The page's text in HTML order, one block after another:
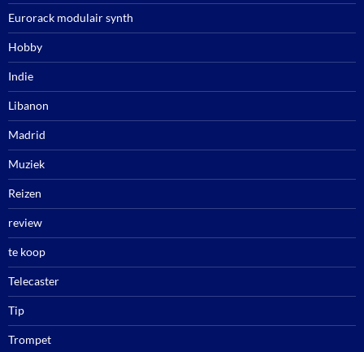
Eurorack modulair synth
Hobby
Indie
Libanon
Madrid
Muziek
Reizen
review
te koop
Telecaster
Tip
Trompet